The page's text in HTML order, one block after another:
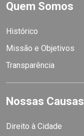
Quem Somos
Histórico
Missão e Objetivos
Transparência
Nossas Causas
Direito à Cidade